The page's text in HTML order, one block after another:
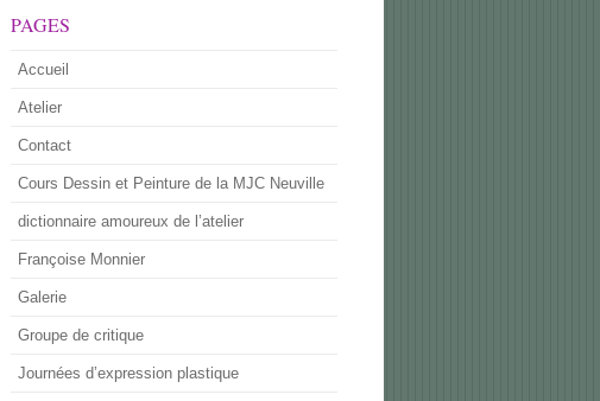
PAGES
Accueil
Atelier
Contact
Cours Dessin et Peinture de la MJC Neuville
dictionnaire amoureux de l’atelier
Françoise Monnier
Galerie
Groupe de critique
Journées d’expression plastique